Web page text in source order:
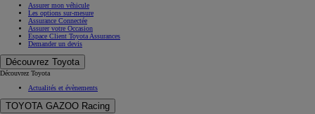
Assurer mon véhicule
Les options sur-mesure
Assurance Connectée
Assurer votre Occasion
Espace Client Toyota Assurances
Demander un devis
Découvrez Toyota
Découvrez Toyota
Actualités et évènements
TOYOTA GAZOO Racing